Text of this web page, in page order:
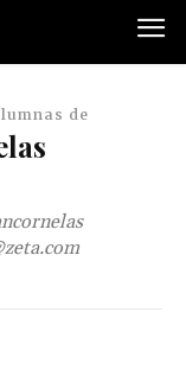
de